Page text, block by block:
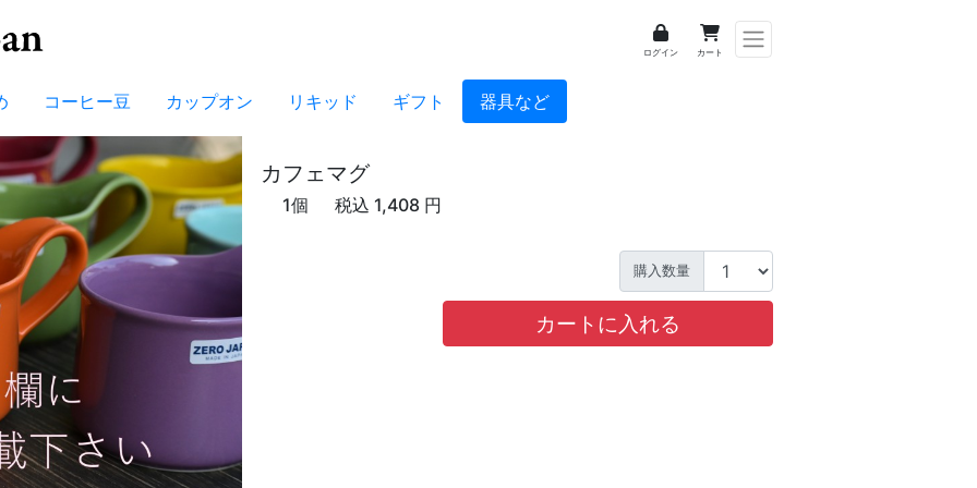
ログイン カート
コーヒー豆 カップオン リキッド ギフト 器具など
カフェマグ
1個 税込 1,408 円
購入数量
カートに入れる